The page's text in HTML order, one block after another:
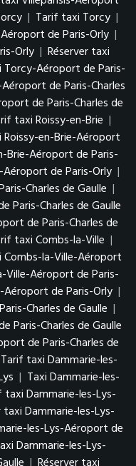
| Tarif taxi Torcy |
de Paris-Orly |
Orly | Réserver taxi
Torcy-Aéroport de Paris-
de Paris-Charles
de Paris-Charles de
taxi Roissy-en-Brie |
Roissy-en-Brie-Aéroport
Brie-Aéroport de Paris-
Aéroport de Paris-Orly |
Charles de Gaulle |
Paris-Charles de Gaulle
de Paris-Charles de
taxi Combs-la-Ville |
Combs-la-Ville-Aéroport
Ville-Aéroport de Paris-
de Paris-Orly |
Charles de Gaulle |
Paris-Charles de Gaulle
de Paris-Charles de
Tarif taxi Dammarie-les-
| Taxi Dammarie-les-
taxi Dammarie-les-Lys-
taxi Dammarie-les-Lys-
les-Lys-Aéroport de
Dammarie-les-Lys-